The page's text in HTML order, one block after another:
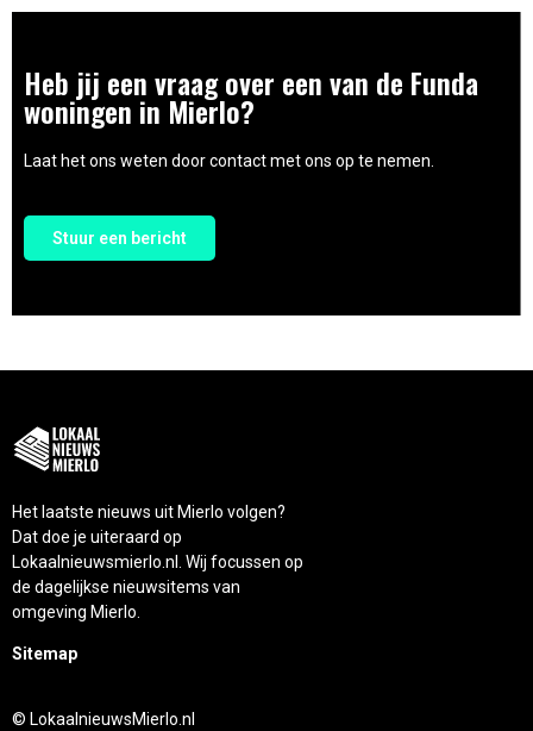
Heb jij een vraag over een van de Funda
woningen in Mierlo?
Laat het ons weten door contact met ons op te nemen.
Stuur een bericht
Het laatste nieuws uit Mierlo volgen?
Dat doe je uiteraard op
Lokaalnieuwsmierlo.nl. Wij focussen op
de dagelijkse nieuwsitems van
omgeving Mierlo.
Sitemap
© LokaalnieuwsMierlo.nl